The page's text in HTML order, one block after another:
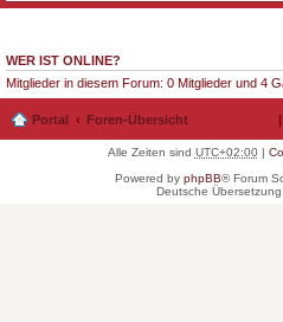
WER IST ONLINE?
Mitglieder in diesem Forum: 0 Mitglieder und 4
Portal Foren-Übersicht |
Alle Zeiten sind UTC+02:00|
Powered by phpBB® Forum
Deutsche